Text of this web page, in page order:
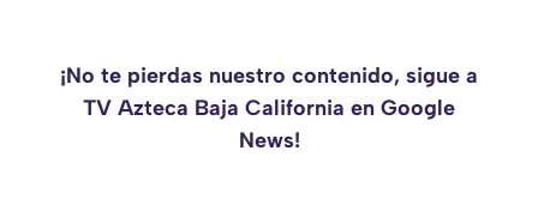
¡No te pierdas nuestro contenido, sigue a
TV Azteca Baja California en Google
News!